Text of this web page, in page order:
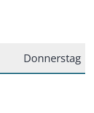
Donnerstag